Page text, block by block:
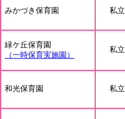
みかづき保育園 私立
緑ケ丘保育園
（一時保育実施園）
私立
和光保育園 私立